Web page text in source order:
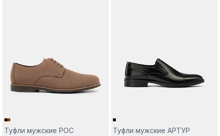
Туфли мужские РОС Туфли мужские АРТУР